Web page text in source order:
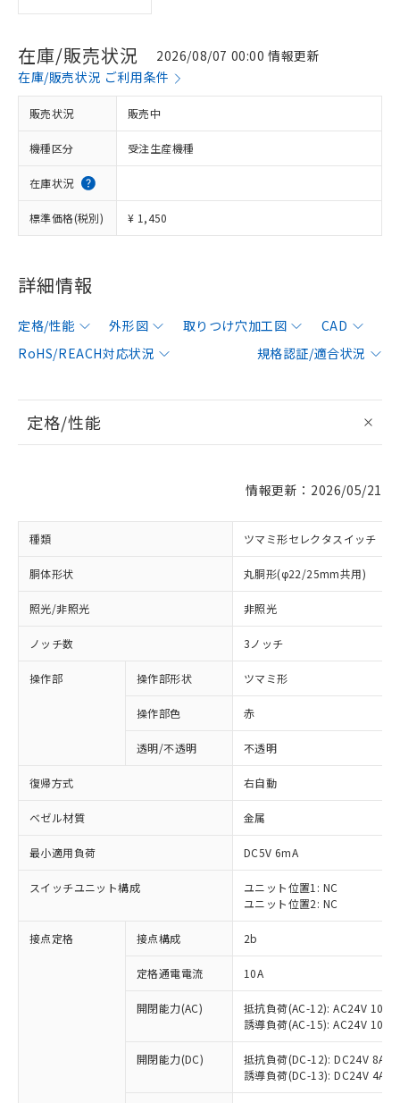
在庫/販売状況
2026/08/07 00:00 情報更新
在庫/販売状況 ご利用条件
販売状況 販売中
機種区分 受注生産機種
在庫状況
標準価格(税別) ¥ 1,450
詳細情報
定格/性能 外形図 取りつけ穴加工図
CAD
RoHS/REACH対応状況
規格認証/適合状況
定格/性能
情報更新：2026/05/21
種類 ツマミ形セレクタスイッチ
胴体形状 丸胴形(φ22/25mm共用)
照光/非照光 非照光
ノッチ数 3ノッチ
操作部 操作部形状 ツマミ形
操作部色 赤
透明/不透明 不透明
復帰方式 右自動
ベゼル材質 金属
最小適用負荷 DC5V 6mA
スイッチユニット構成
ユニット位置1: NC
ユニット位置2: NC
接点定格 接点構成 2b
定格通電電流 10A
開閉能力(AC)
抵抗負荷(AC-12): AC24V 10A/
誘導負荷(AC-15): AC24V
開閉能力(DC)
抵抗負荷(DC-12): DC24V 8A/
誘導負荷(DC-13): DC24V 4A/
※1 対応状況
対応済み：EU RoHS指令（10物質）の
非含有に対応した製品が提供可能な商品で
対応予定：EU RoHS指令（10物質）の非含
有に対応した製品に切り替える予定のある